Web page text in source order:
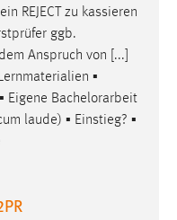
REJECT zu kassieren
ggb.
Anspruch von [...]
▪
Eigene Bachelorarbeit
laude) ▪ Einstieg? ▪
nutzen.